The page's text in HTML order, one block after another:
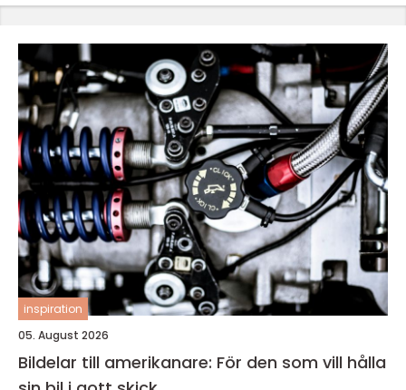
inspiration
05. August 2026
Bildelar till amerikanare: För den som vill hålla